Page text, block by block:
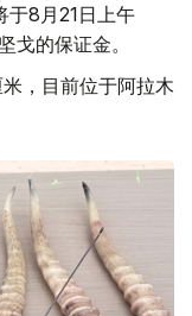
于8月21日上午
戈的保证金。
，目前位于阿拉木